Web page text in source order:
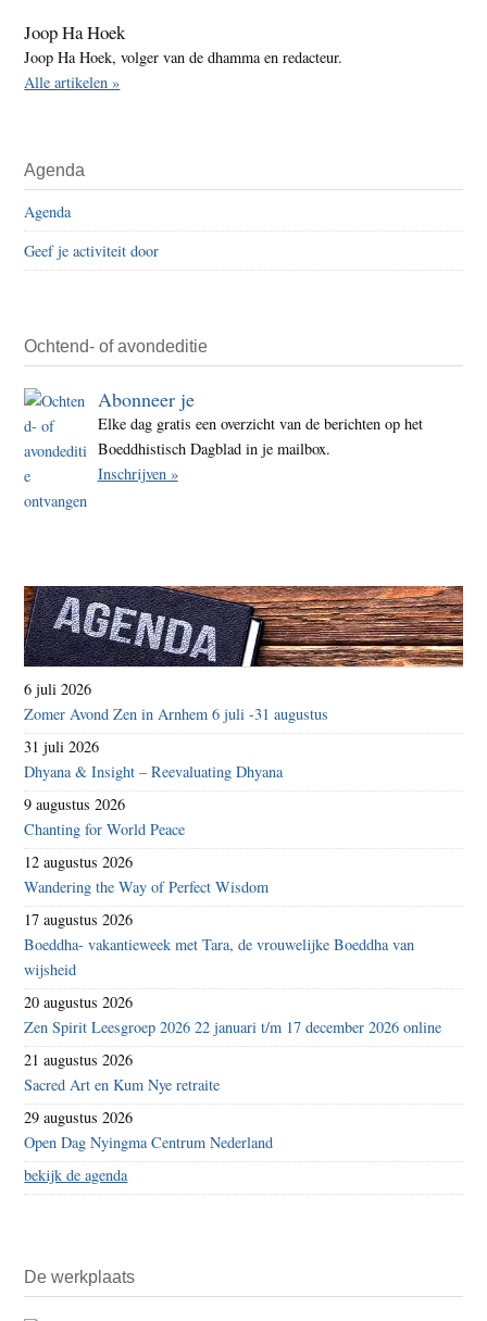
Joop Ha Hoek
Joop Ha Hoek, volger van de dhamma en redacteur.
Alle artikelen »
Agenda
Agenda
Geef je activiteit door
Ochtend- of avondeditie
Abonneer je
Elke dag gratis een overzicht van de berichten op het
Boeddhistisch Dagblad in je mailbox.
Inschrijven »
6 juli 2026
Zomer Avond Zen in Arnhem 6 juli -31 augustus
31 juli 2026
Dhyana & Insight – Reevaluating Dhyana
9 augustus 2026
Chanting for World Peace
12 augustus 2026
Wandering the Way of Perfect Wisdom
17 augustus 2026
Boeddha- vakantieweek met Tara, de vrouwelijke Boeddha van
wijsheid
20 augustus 2026
Zen Spirit Leesgroep 2026 22 januari t/m 17 december 2026 online
21 augustus 2026
Sacred Art en Kum Nye retraite
29 augustus 2026
Open Dag Nyingma Centrum Nederland
bekijk de agenda
De werkplaats